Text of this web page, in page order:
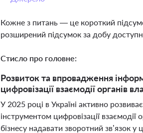
Кожне з питань — це короткий
розширений підсумок за добу
Стисло про головне:
Розвиток та впровадження
цифровізації взаємодії органів
У 2025 році в Україні активно
інструментом цифровізації
бізнесу надавати зворотний зв’язок